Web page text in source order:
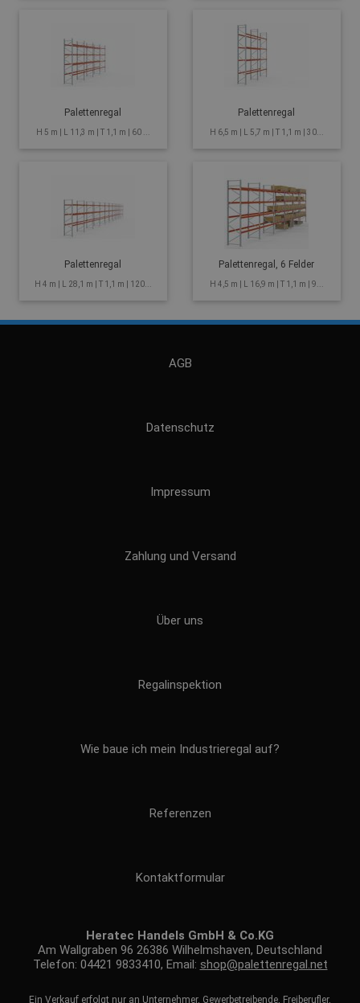
Palettenregal
H 5 m | L 11,3 m | T 1,1 m | 60 ...
Palettenregal
H 6,5 m | L 5,7 m | T 1,1 m | 30...
Palettenregal
H 4 m | L 28,1 m | T 1,1 m | 120...
Palettenregal, 6 Felder
H 4,5 m | L 16,9 m | T 1,1 m | 9...
AGB
Datenschutz
Impressum
Zahlung und Versand
Über uns
Regalinspektion
Wie baue ich mein Industrieregal auf?
Referenzen
Kontaktformular
Heratec Handels GmbH & Co.KG
Am Wallgraben 96 26386 Wilhelmshaven, Deutschland
Telefon: 04421 9833410, Email: shop@palettenregal.net
Ein Verkauf erfolgt nur an Unternehmer, Gewerbetreibende, Freiberufler,